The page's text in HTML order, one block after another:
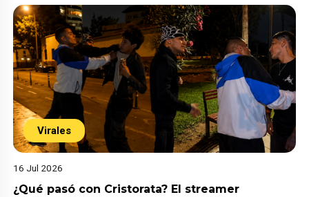
Virales
16 Jul 2026
¿Qué pasó con Cristorata? El streamer